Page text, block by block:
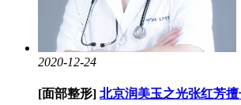
2020-12-24
[面部整形] 北京润美玉之光张红芳